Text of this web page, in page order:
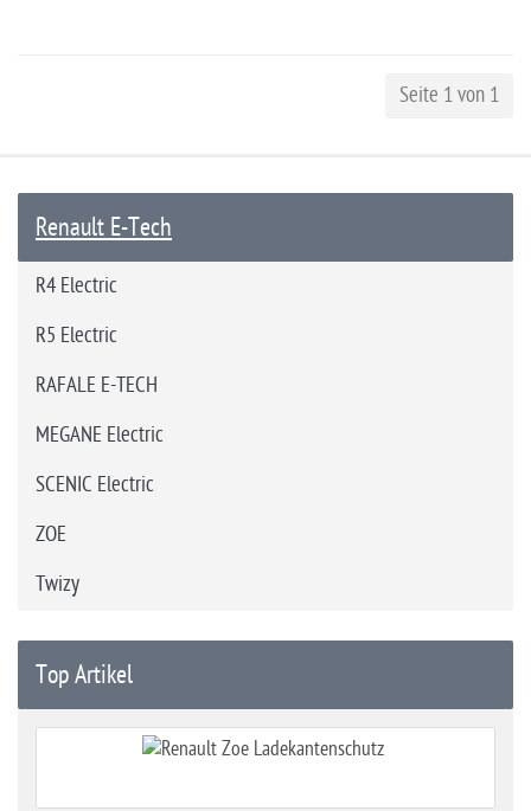
Seite 1 von 1
Renault E-Tech
R4 Electric
R5 Electric
RAFALE E-TECH
MEGANE Electric
SCENIC Electric
ZOE
Twizy
Top Artikel